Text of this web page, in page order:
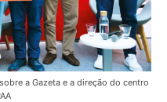
a Gazeta e a direção do centro